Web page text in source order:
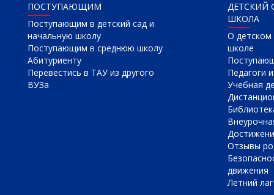
ПОСТУПАЮЩИМ
Поступающим в детский сад и
начальную школу
Поступающим в среднюю школу
Абитуриенту
Перевестись в ТАУ из другого
ВУЗа
ДЕТСКИЙ
ШКОЛА
О детском
школе
Педагоги
Учебная
Отзывы
движения
Летний